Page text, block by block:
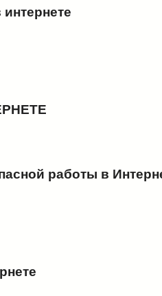
работы в